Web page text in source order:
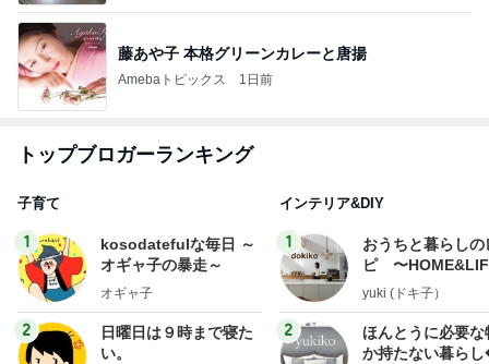
藤あや子 本格グリーンカレーと唐揚
Amebaトピックス 1日前
トップブロガーランキング
子育て
1
kosodatefulな毎日 ～
オギャ子の暴走～
オギャ子
2
日曜日は９時まで寝た
い。
インテリア&DIY
1
おうちと暮らしの
ピ 〜
yuki (ドキ子）
2
ほんとうに必要な
か持たない暮ら